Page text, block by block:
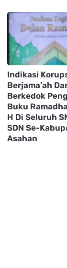
Indikasi
Berjama'ah
Berkedok
Buku
H Di Seluruh
SDN Se-
Asahan